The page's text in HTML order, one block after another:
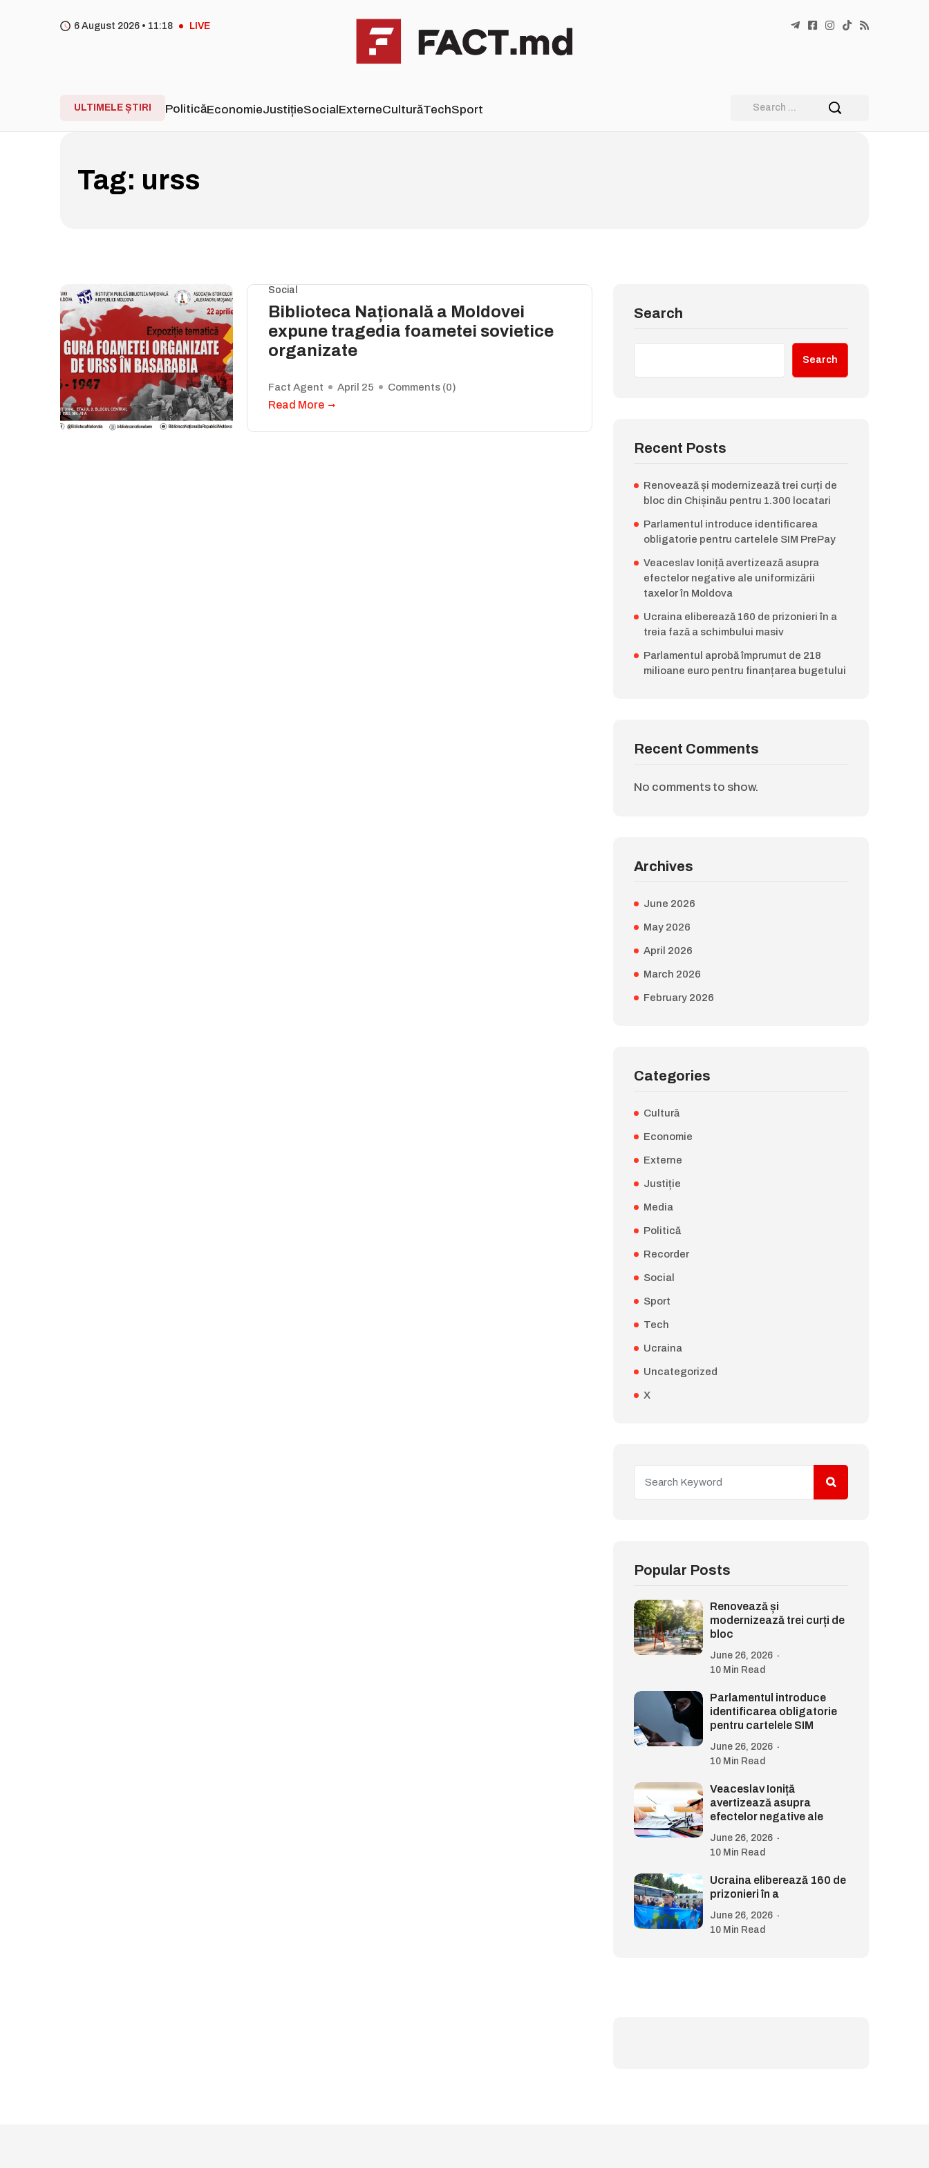
6 August 2026 • 11:18 LIVE
ULTIMELE ȘTIRI PoliticăEconomieJustițieSocialExterneCulturăTechSport
Tag: urss
Social
Biblioteca Națională a Moldovei
expune tragedia foametei sovietice
organizate
Fact Agent April 25 Comments (0)
Read More
Search
Search
Recent Posts
Renovează și modernizează trei curți de
bloc din Chișinău pentru 1.300 locatari
Parlamentul introduce identificarea
obligatorie pentru cartelele SIM PrePay
Veaceslav Ioniță avertizează asupra
efectelor negative ale uniformizării
taxelor în Moldova
Ucraina eliberează 160 de prizonieri în a
treia fază a schimbului masiv
Parlamentul aprobă împrumut de 218
milioane euro pentru finanțarea bugetului
Recent Comments
No comments to show.
Archives
June 2026
May 2026
April 2026
March 2026
February 2026
Categories
Cultură
Economie
Externe
Justiție
Media
Politică
Recorder
Social
Sport
Tech
Ucraina
Uncategorized
X
Popular Posts
Renovează și
modernizează trei curți de
bloc
June 26, 2026
10 Min Read
Parlamentul introduce
identificarea obligatorie
pentru cartelele SIM
June 26, 2026
10 Min Read
Veaceslav Ioniță
avertizează asupra
efectelor negative ale
June 26, 2026
10 Min Read
Ucraina eliberează 160 de
prizonieri în a
June 26, 2026
10 Min Read